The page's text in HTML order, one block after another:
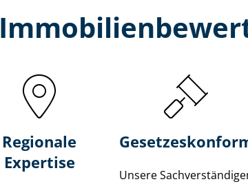
Regionale
Expertise
Unsere